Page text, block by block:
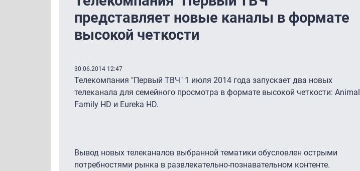
представляет новые каналы в формате
высокой четкости
30.06.2014 12:47
Телекомпания "Первый ТВЧ" 1 июля 2014 года запускает два новых
телеканала для семейного просмотра в формате высокой четкости: Animal
Family HD и Eureka HD.
Вывод новых телеканалов выбранной тематики обусловлен острыми
потребностями рынка в развлекательно-познавательном контенте.